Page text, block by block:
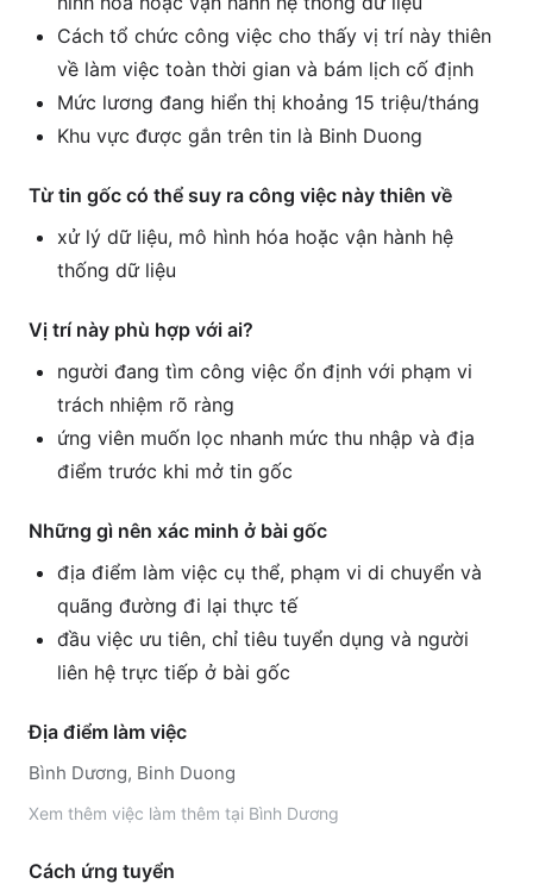
Cách tổ chức công việc cho thấy vị trí này thiên
về làm việc toàn thời gian và bám lịch cố định
Mức lương đang hiển thị khoảng 15 triệu/tháng
Khu vực được gắn trên tin là Binh Duong
Từ tin gốc có thể suy ra công việc này thiên về
xử lý dữ liệu, mô hình hóa hoặc vận hành hệ
thống dữ liệu
Vị trí này phù hợp với ai?
người đang tìm công việc ổn định với phạm vi
trách nhiệm rõ ràng
ứng viên muốn lọc nhanh mức thu nhập và địa
điểm trước khi mở tin gốc
Những gì nên xác minh ở bài gốc
địa điểm làm việc cụ thể, phạm vi di chuyển và
quãng đường đi lại thực tế
đầu việc ưu tiên, chỉ tiêu tuyển dụng và người
liên hệ trực tiếp ở bài gốc
Địa điểm làm việc
Bình Dương, Binh Duong
Xem thêm việc làm thêm tại Bình Dương
Cách ứng tuyển